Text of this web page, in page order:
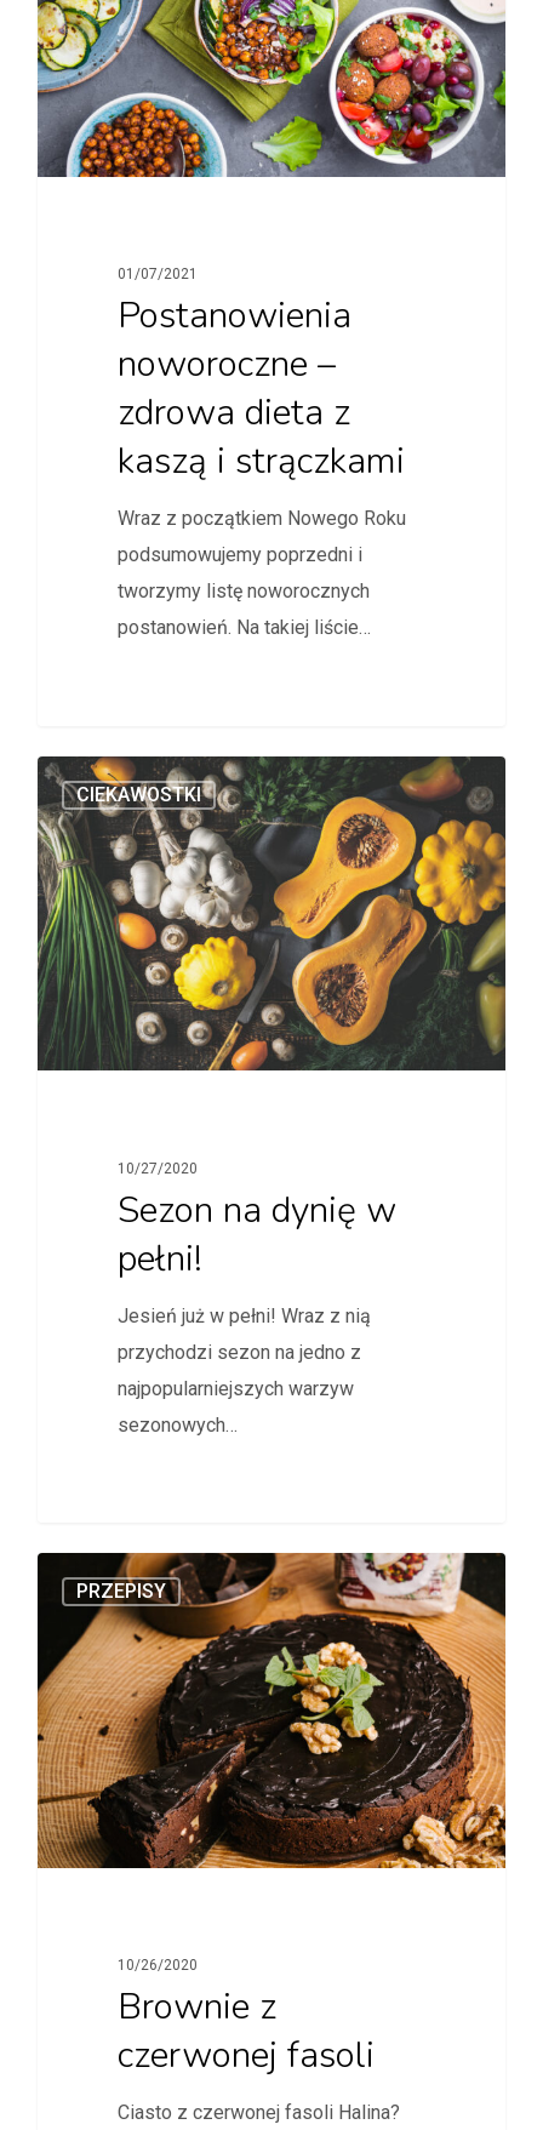
01/07/2021
Postanowienia
noworoczne –
zdrowa dieta z
kaszą i strączkami
Wraz z początkiem Nowego Roku
podsumowujemy poprzedni i
tworzymy listę noworocznych
postanowień. Na takiej liście…
CIEKAWOSTKI
10/27/2020
Sezon na dynię w
pełni!
Jesień już w pełni! Wraz z nią
przychodzi sezon na jedno z
najpopularniejszych warzyw
sezonowych…
PRZEPISY
10/26/2020
Brownie z
czerwonej fasoli
Ciasto z czerwonej fasoli Halina?